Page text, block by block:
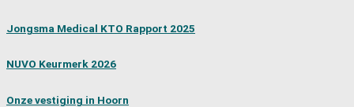
Jongsma Medical KTO Rapport 2025
NUVO Keurmerk 2026
Onze vestiging in Hoorn